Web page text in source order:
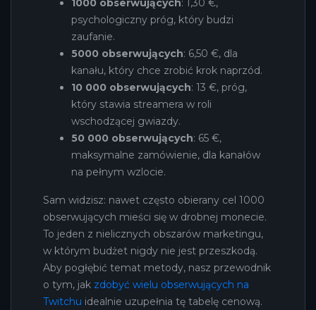
1000 obserwujących: 1,30 €,
psychologiczny próg, który budzi
zaufanie.
5000 obserwujących: 6,50 €, dla
kanału, który chce zrobić krok naprzód.
10 000 obserwujących: 13 €, próg,
który stawia streamera w roli
wschodzącej gwiazdy.
50 000 obserwujących: 65 €,
maksymalne zamówienie, dla kanałów
na pełnym wzlocie.
Sam widzisz: nawet często obierany cel 1000
obserwujących mieści się w drobnej monecie.
To jeden z nielicznych obszarów marketingu,
w którym budżet nigdy nie jest przeszkodą.
Aby pogłębić temat metody, nasz przewodnik
o tym, jak zdobyć wielu obserwujących na
Twitchu idealnie uzupełnia tę tabelę cenową.